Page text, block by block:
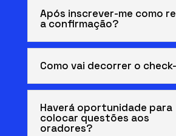
Após inscrever-me como
a confirmação?
Como vai decorrer o
Haverá oportunidade para
colocar questões aos
oradores?